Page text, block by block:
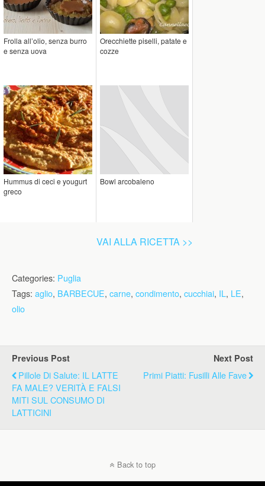
Frolla all’olio, senza burro
e senza uova
Orecchiette piselli, patate e
cozze
Hummus di ceci e yougurt
greco
Bowl arcobaleno
VAI ALLA RICETTA >>
Categories: Puglia
Tags: aglio, BARBECUE, carne, condimento, cucchiai, IL, LE,
olio
Previous Post
Pillole Di Salute: IL LATTE
FA MALE? VERITÀ E FALSI
MITI SUL CONSUMO DI
LATTICINI
Next Post
Primi Piatti: Fusilli Alle Fave
Back to top